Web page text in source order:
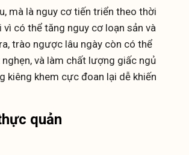
mà là nguy cơ tiến triển theo thời
có thể tăng nguy cơ loạn sản và
trào ngược lâu ngày còn có thể
và làm chất lượng giấc ngủ
kiêng khem cực đoan lại dễ khiến
quản